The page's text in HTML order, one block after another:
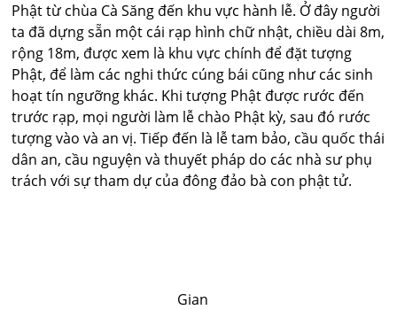
Phật từ chùa Cà Săng đến khu vực hành lễ. Ở đây người
ta đã dựng sẵn một cái rạp hình chữ nhật, chiều dài 8m,
rộng 18m, được xem là khu vực chính để đặt tượng
Phật, để làm các nghi thức cúng bái cũng như các sinh
hoạt tín ngưỡng khác. Khi tượng Phật được rước đến
trước rạp, mọi người làm lễ chào Phật kỳ, sau đó rước
tượng vào và an vị. Tiếp đến là lễ tam bảo, cầu quốc thái
dân an, cầu nguyện và thuyết pháp do các nhà sư phụ
trách với sự tham dự của đông đảo bà con phật tử.
Gian